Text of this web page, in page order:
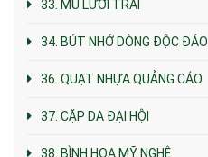
33. MŨ LƯỠI TRAI
34. BÚT NHỚ DÒNG ĐỘC ĐÁO
36. QUẠT NHỰA QUẢNG CÁO
37. CẶP DA ĐẠI HỘI
38. BÌNH HOA MỸ NGHỆ